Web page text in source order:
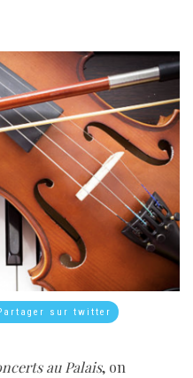
sur twitter
au Palais, on